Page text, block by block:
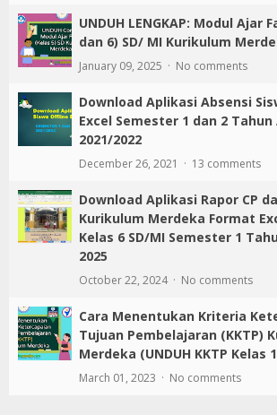
UNDUH LENGKAP: Modul Ajar
dan 6) SD/ MI Kurikulum
January 09, 2025 No comments
Download Aplikasi Absensi
Excel Semester 1 dan 2
2021/2022
December 26, 2021 13 comments
Download Aplikasi Rapor CP
Kurikulum Merdeka Format
Kelas 6 SD/MI Semester 1
2025
October 22, 2024 No comments
Cara Menentukan Kriteria
Tujuan Pembelajaran (KKTP)
Merdeka (UNDUH KKTP Kelas
March 01, 2023 No comments